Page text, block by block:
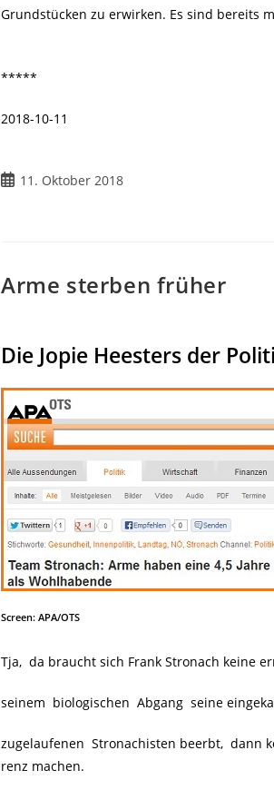
Grundstücken zu erwirken. Es sind bereits
*****
2018-10-11
Beitrag11. Oktober 2018
Arme sterben früher
Die Jopie Heesters der
Screen: APA/OTS
Tja, da braucht sich Frank Stronach keine
seinem biologischen Abgang seine
zugelaufenen Stronachisten beerbt, dann
renz machen.